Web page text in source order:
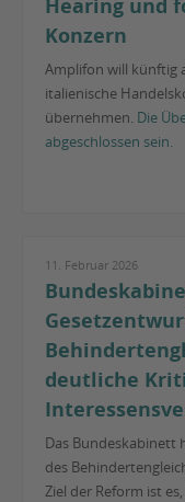
Hearing und
Konzern
Amplifon will künftig
italienische
übernehmen. Die
abgeschlossen sein.
11. Februar 2026
deutliche
Das Bundeskabinett
des
Ziel der Reform ist